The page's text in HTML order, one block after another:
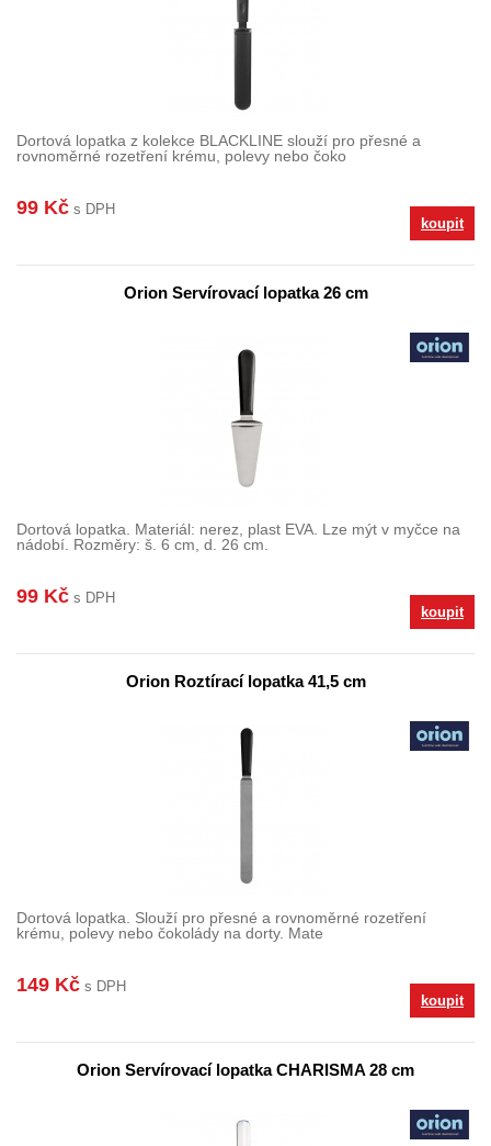
Dortová lopatka z kolekce BLACKLINE slouží pro přesné a
rovnoměrné rozetření krému, polevy nebo čoko
99 Kč s DPH
koupit
Orion Servírovací lopatka 26 cm
Dortová lopatka. Materiál: nerez, plast EVA. Lze mýt v myčce na
nádobí. Rozměry: š. 6 cm, d. 26 cm.
99 Kč s DPH
koupit
Orion Roztírací lopatka 41,5 cm
Dortová lopatka. Slouží pro přesné a rovnoměrné rozetření
krému, polevy nebo čokolády na dorty. Mate
149 Kč s DPH
koupit
Orion Servírovací lopatka CHARISMA 28 cm